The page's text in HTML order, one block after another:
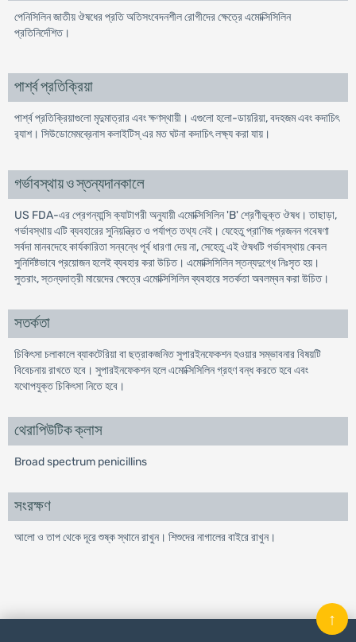
পেনিসিলিন জাতীয় ঔষধের প্রতি অতিসংবেদনশীল রোগীদের ক্ষেত্রে এমোক্সিসিলিন
প্রতিনির্দেশিত।
পার্শ্ব প্রতিক্রিয়া
পার্শ্ব প্রতিক্রিয়াগুলো মৃদুমাত্রার এবং ক্ষণস্থায়ী। এগুলো হলো-ডায়রিয়া, বদহজম এবং কদাচিৎ
র‌্যাশ। সিউডোমেমব্রেনাস কলাইটিস্ এর মত ঘটনা কদাচিৎ লক্ষ্য করা যায়।
গর্ভাবস্থায় ও স্তন্যদানকালে
US FDA-এর প্রেগন্যান্সি ক্যাটাগরী অনুযায়ী এমোক্সিসিলিন 'B' শ্রেণীভূক্ত ঔষধ। তাছাড়া,
গর্ভাবস্থায় এটি ব্যবহারের সুনিয়ন্ত্রিত ও পর্যাপ্ত তথ্য নেই। যেহেতু প্রাণিজ প্রজনন গবেষণা
সর্বদা মানবদেহে কার্যকারিতা সন্বন্ধে পূর্ব ধারণা দেয় না, সেহেতু এই ঔষধটি গর্ভাবস্থায় কেবল
সুনির্দিষ্টভাবে প্রয়োজন হলেই ব্যবহার করা উচিত। এমোক্সিসিলিন স্তন্যদুগ্ধে নিঃসৃত হয়।
সুতরাং, স্তন্যদাত্রী মায়েদের ক্ষেত্রে এমোক্সিসিলিন ব্যবহারে সতর্কতা অবলম্বন করা উচিত।
সতর্কতা
চিকিৎসা চলাকালে ব্যাকটেরিয়া বা ছত্রাকজনিত সুপারইনফেকশন হওয়ার সম্ভাবনার বিষয়টি
বিবেচনায় রাখতে হবে। সুপারইনফেকশন হলে এমোক্সিসিলিন গ্রহণ বন্ধ করতে হবে এবং
যথোপযুক্ত চিকিৎসা নিতে হবে।
থেরাপিউটিক ক্লাস
Broad spectrum penicillins
সংরক্ষণ
আলো ও তাপ থেকে দূরে শুষ্ক স্থানে রাখুন। শিশুদের নাগালের বাইরে রাখুন।
↑